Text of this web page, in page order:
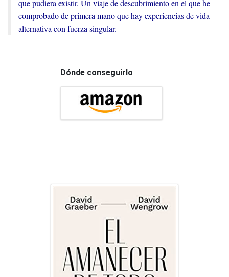
que pudiera existir. Un viaje de descubrimiento en el que he
comprobado de primera mano que hay experiencias de vida
alternativa con fuerza singular.
Dónde conseguirlo